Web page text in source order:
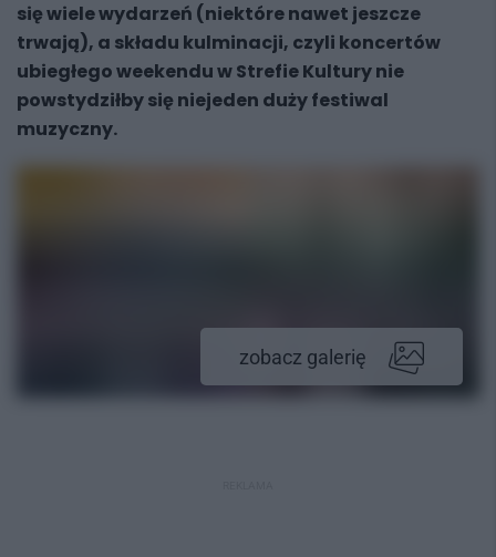
się wiele wydarzeń (niektóre nawet jeszcze
trwają), a składu kulminacji, czyli koncertów
ubiegłego weekendu w Strefie Kultury nie
powstydziłby się niejeden duży festiwal
muzyczny.
zobacz galerię